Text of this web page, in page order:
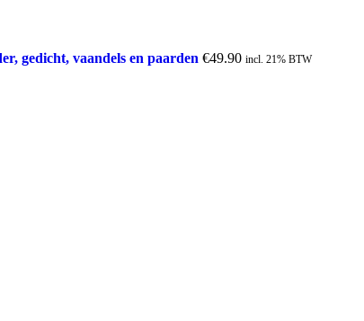
gedicht, vaandels en paarden €49.90 incl. 21% BTW